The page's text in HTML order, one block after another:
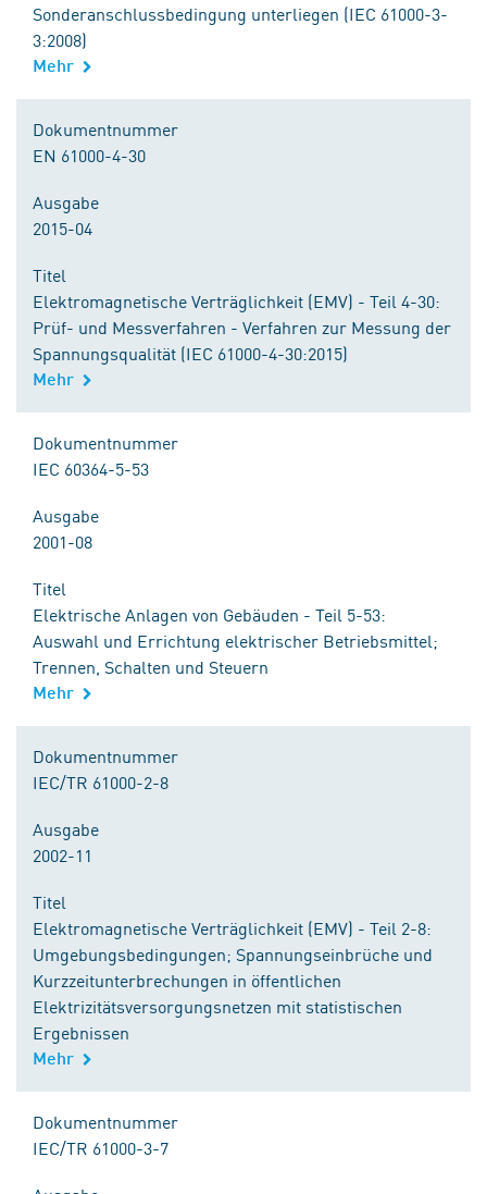
Sonderanschlussbedingung unterliegen (IEC 61000-3-
3:2008)
Mehr
Dokumentnummer
EN 61000-4-30
Ausgabe
2015-04
Titel
Elektromagnetische Verträglichkeit (EMV) - Teil 4-30:
Prüf- und Messverfahren - Verfahren zur Messung der
Spannungsqualität (IEC 61000-4-30:2015)
Mehr
Dokumentnummer
IEC 60364-5-53
Ausgabe
2001-08
Titel
Elektrische Anlagen von Gebäuden - Teil 5-53:
Auswahl und Errichtung elektrischer Betriebsmittel;
Trennen, Schalten und Steuern
Mehr
Dokumentnummer
IEC/TR 61000-2-8
Ausgabe
2002-11
Titel
Elektromagnetische Verträglichkeit (EMV) - Teil 2-8:
Umgebungsbedingungen; Spannungseinbrüche und
Kurzzeitunterbrechungen in öffentlichen
Elektrizitätsversorgungsnetzen mit statistischen
Ergebnissen
Mehr
Dokumentnummer
IEC/TR 61000-3-7